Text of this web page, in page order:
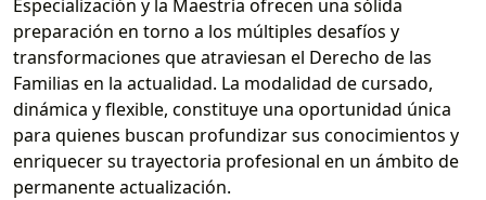
Especialización y la Maestría ofrecen una sólida
preparación en torno a los múltiples desafíos y
transformaciones que atraviesan el Derecho de las
Familias en la actualidad. La modalidad de cursado,
dinámica y flexible, constituye una oportunidad única
para quienes buscan profundizar sus conocimientos y
enriquecer su trayectoria profesional en un ámbito de
permanente actualización.